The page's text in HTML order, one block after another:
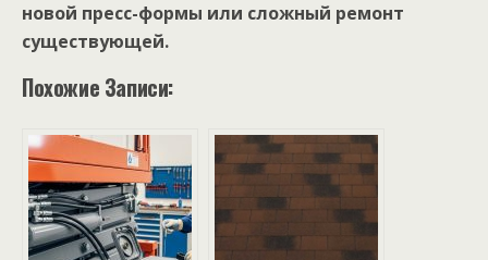
новой пресс-формы или сложный ремонт
существующей.
Похожие Записи: